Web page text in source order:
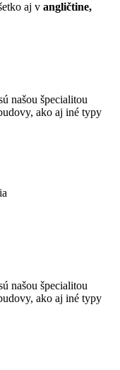
aj v angličtine,
našou špecialitou
ako aj iné typy
našou špecialitou
ako aj iné typy